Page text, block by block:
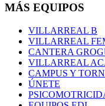
MÁS EQUIPOS
VILLARREAL B
VILLARREAL
CANTERA
VILLARREAL
CAMPUS Y
ÚNETE